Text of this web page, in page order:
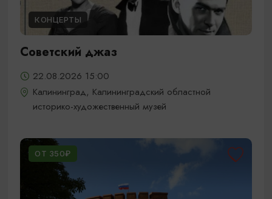
КОНЦЕРТЫ
Советский джаз
22.08.2026 15:00
Калининград, Калининградский областной
историко-художественный музей
ОТ 350₽